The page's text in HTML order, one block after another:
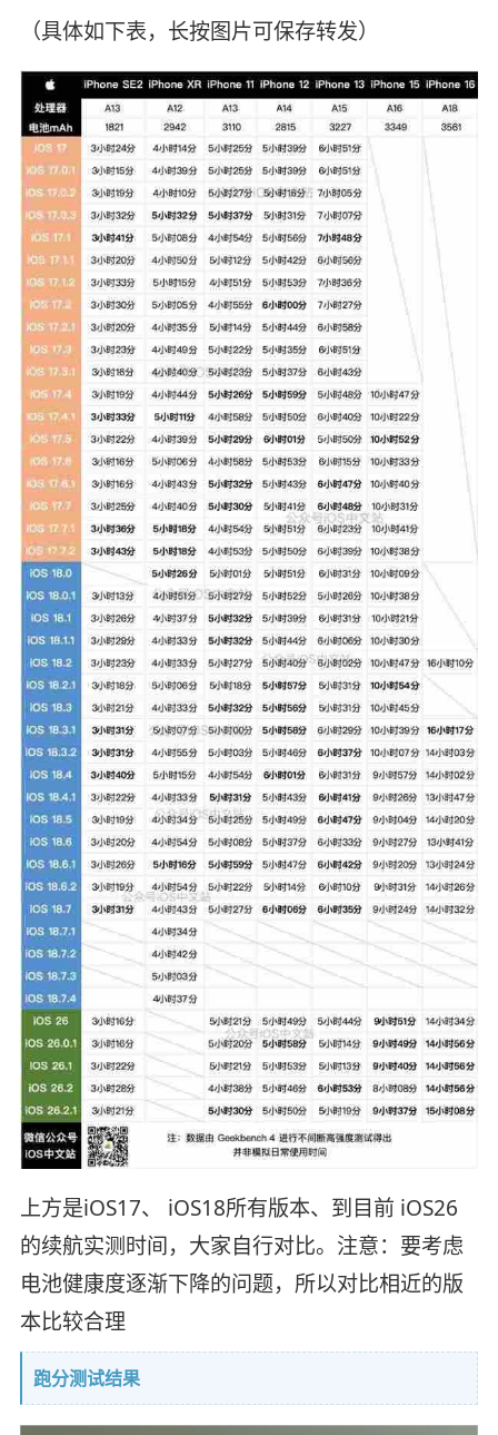
（具体如下表，长按图片可保存转发）
上方是iOS17、 iOS18所有版本、到目前 iOS26
的续航实测时间，大家自行对比。注意：要考虑
电池健康度逐渐下降的问题，所以对比相近的版
本比较合理
跑分测试结果